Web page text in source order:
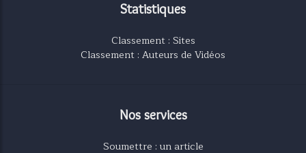
Statistiques
Classement : Sites
Classement : Auteurs de Vidéos
Nos services
Soumettre : un article